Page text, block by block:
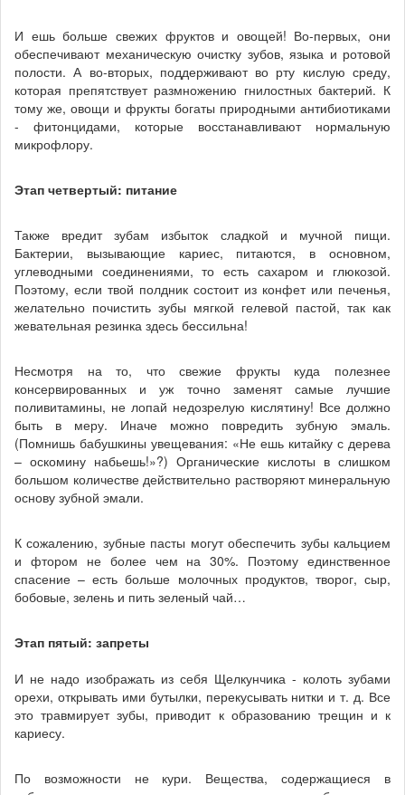
И ешь больше свежих фруктов и овощей! Во-первых, они
обеспечивают механическую очистку зубов, языка и ротовой
полости. А во-вторых, поддерживают во рту кислую среду,
которая препятствует размножению гнилостных бактерий. К
тому же, овощи и фрукты богаты природными антибиотиками
- фитонцидами, которые восстанавливают нормальную
микрофлору.
Этап четвертый: питание
Также вредит зубам избыток сладкой и мучной пищи.
Бактерии, вызывающие кариес, питаются, в основном,
углеводными соединениями, то есть сахаром и глюкозой.
Поэтому, если твой полдник состоит из конфет или печенья,
желательно почистить зубы мягкой гелевой пастой, так как
жевательная резинка здесь бессильна!
Несмотря на то, что свежие фрукты куда полезнее
консервированных и уж точно заменят самые лучшие
поливитамины, не лопай недозрелую кислятину! Все должно
быть в меру. Иначе можно повредить зубную эмаль.
(Помнишь бабушкины увещевания: «Не ешь китайку с дерева
– оскомину набьешь!»?) Органические кислоты в слишком
большом количестве действительно растворяют минеральную
основу зубной эмали.
К сожалению, зубные пасты могут обеспечить зубы кальцием
и фтором не более чем на 30%. Поэтому единственное
спасение – есть больше молочных продуктов, творог, сыр,
бобовые, зелень и пить зеленый чай…
Этап пятый: запреты
И не надо изображать из себя Щелкунчика - колоть зубами
орехи, открывать ими бутылки, перекусывать нитки и т. д. Все
это травмирует зубы, приводит к образованию трещин и к
кариесу.
По возможности не кури. Вещества, содержащиеся в